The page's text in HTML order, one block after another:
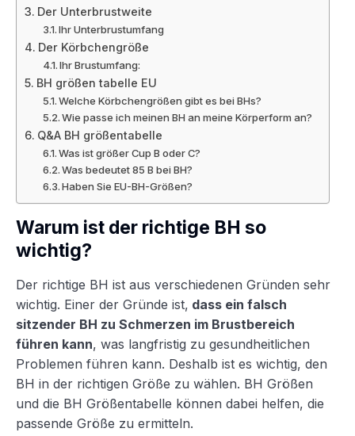
Der Unterbrustweite
Ihr Unterbrustumfang
Der Körbchengröße
Ihr Brustumfang:
BH größen tabelle EU
Welche Körbchengrößen gibt es bei BHs?
Wie passe ich meinen BH an meine Körperform an?
Q&A BH größentabelle
Was ist größer Cup B oder C?
Was bedeutet 85 B bei BH?
Haben Sie EU-BH-Größen?
Warum ist der richtige BH so
wichtig?
Der richtige BH ist aus verschiedenen Gründen sehr
wichtig. Einer der Gründe ist, dass ein falsch
sitzender BH zu Schmerzen im Brustbereich
führen kann, was langfristig zu gesundheitlichen
Problemen führen kann. Deshalb ist es wichtig, den
BH in der richtigen Größe zu wählen. BH Größen
und die BH Größentabelle können dabei helfen, die
passende Größe zu ermitteln.